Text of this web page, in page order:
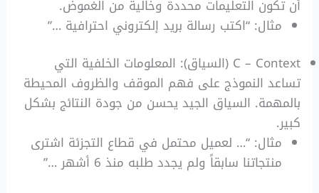
أن تكون التعليمات محددة وخالية من الغموض.
مثال: “اكتب رسالة بريد إلكتروني احترافية …”
C – Context (السياق): المعلومات الخلفية التي
تساعد النموذج على فهم الموقف والظروف المحيطة
بالمهمة. السياق الجيد يحسن من جودة النتائج بشكل
كبير.
مثال: “… لعميل محتمل في قطاع التجزئة اشترى
منتجاتنا سابقاً ولم يجدد طلبه منذ 6 أشهر …”